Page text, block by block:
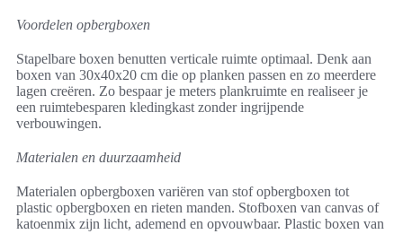
Voordelen opbergboxen
Stapelbare boxen benutten verticale ruimte optimaal. Denk aan
boxen van 30x40x20 cm die op planken passen en zo meerdere
lagen creëren. Zo bespaar je meters plankruimte en realiseer je
een ruimtebesparen kledingkast zonder ingrijpende
verbouwingen.
Materialen en duurzaamheid
Materialen opbergboxen variëren van stof opbergboxen tot
plastic opbergboxen en rieten manden. Stofboxen van canvas of
katoenmix zijn licht, ademend en opvouwbaar. Plastic boxen van